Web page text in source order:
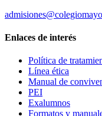
Enlaces de interés
Política de
Línea ética
Manual de
PEI
Exalumnos
Formatos y